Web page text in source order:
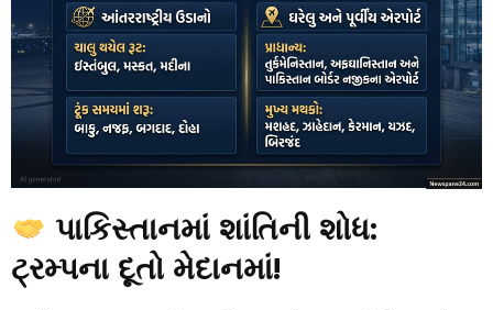
પાકિસ્તાનમાં શાંતિની શોધ:
ટ્રમ્પના દૂતો મેદાનમાં!